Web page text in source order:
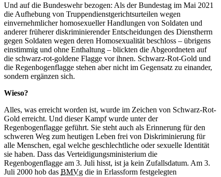
Und auf die Bundeswehr bezogen: Als der Bundestag im Mai 2021
die Aufhebung von Truppendienstgerichtsurteilen wegen
einvernehmlicher homosexueller Handlungen von Soldaten und
anderer früherer diskriminierender Entscheidungen des Dienstherrn
gegen Soldaten wegen deren Homosexualität beschloss – übrigens
einstimmig und ohne Enthaltung – blickten die Abgeordneten auf
die schwarz-rot-goldene Flagge vor ihnen. Schwarz-Rot-Gold und
die Regenbogenflagge stehen aber nicht im Gegensatz zu einander,
sondern ergänzen sich.
Wieso?
Alles, was erreicht worden ist, wurde im Zeichen von Schwarz-Rot-
Gold erreicht. Und dieser Kampf wurde unter der
Regenbogenflagge geführt. Sie steht auch als Erinnerung für den
schweren Weg zum heutigen Leben frei von Diskriminierung für
alle Menschen, egal welche geschlechtliche oder sexuelle Identität
sie haben. Dass das Verteidigungsministerium die
Regenbogenflagge am 3. Juli hisst, ist ja kein Zufallsdatum. Am 3.
Juli 2000 hob das BMVg die in Erlassform festgelegten